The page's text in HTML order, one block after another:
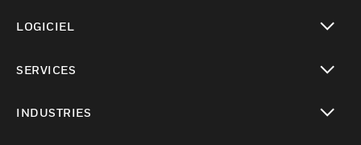
LOGICIEL
SERVICES
INDUSTRIES